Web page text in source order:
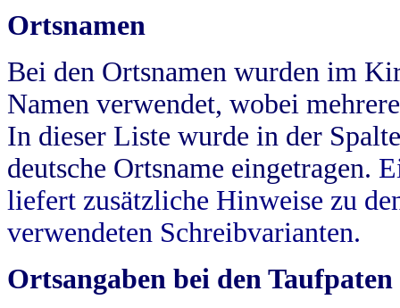
Ortsnamen
Bei den Ortsnamen wurden im
Namen verwendet, wobei
In dieser Liste wurde in der
deutsche Ortsname eingetragen.
liefert zusätzliche Hinweise zu
verwendeten Schreibvarianten.
Ortsangaben bei den Taufpaten